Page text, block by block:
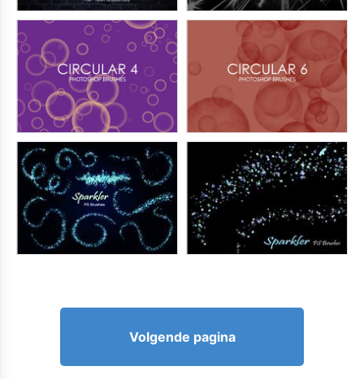
Volgende pagina